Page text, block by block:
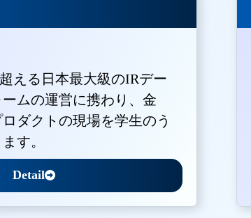
える日本最大級のIRデー
ムの運営に携わり、金
ダクトの現場を学生のう
す。
Detail